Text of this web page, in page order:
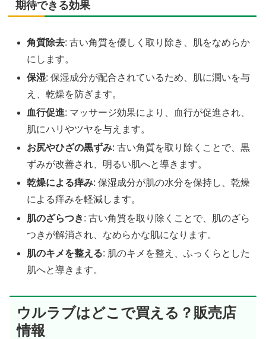
期待できる効果
角質除去: 古い角質を優しく取り除き、肌をなめらか
にします。
保湿: 保湿成分が配合されているため、肌に潤いを与
え、乾燥を防ぎます。
血行促進: マッサージ効果により、血行が促進され、
肌にハリやツヤを与えます。
お尻やひざの黒ずみ: 古い角質を取り除くことで、黒
ずみが改善され、明るい肌へと導きます。
乾燥による痒み: 保湿成分が肌の水分を保持し、乾燥
による痒みを軽減します。
肌のざらつき: 古い角質を取り除くことで、肌のざら
つきが解消され、なめらかな肌になります。
肌のキメを整える: 肌のキメを整え、ふっくらとした
肌へと導きます。
ウルラブはどこで買える？販売店
情報